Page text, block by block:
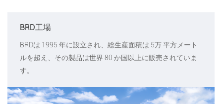
BRD工場
BRDは 1995 年に設立され、総生産面積は 5万 平方メート
ルを超え、その製品は世界 80 か国以上に販売されていま
す。